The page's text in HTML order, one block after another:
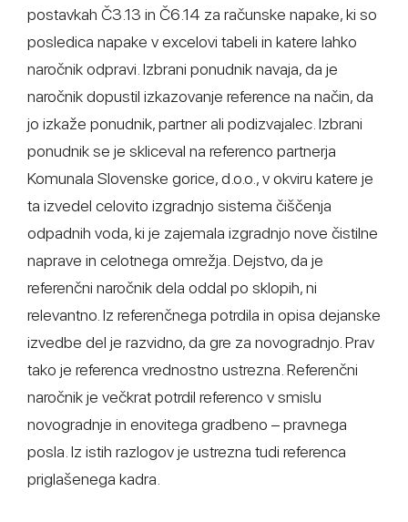
postavkah Č3.13 in Č6.14 za računske napake, ki so
posledica napake v excelovi tabeli in katere lahko
naročnik odpravi. Izbrani ponudnik navaja, da je
naročnik dopustil izkazovanje reference na način, da
jo izkaže ponudnik, partner ali podizvajalec. Izbrani
ponudnik se je skliceval na referenco partnerja
Komunala Slovenske gorice, d.o.o., v okviru katere je
ta izvedel celovito izgradnjo sistema čiščenja
odpadnih voda, ki je zajemala izgradnjo nove čistilne
naprave in celotnega omrežja. Dejstvo, da je
referenčni naročnik dela oddal po sklopih, ni
relevantno. Iz referenčnega potrdila in opisa dejanske
izvedbe del je razvidno, da gre za novogradnjo. Prav
tako je referenca vrednostno ustrezna. Referenčni
naročnik je večkrat potrdil referenco v smislu
novogradnje in enovitega gradbeno – pravnega
posla. Iz istih razlogov je ustrezna tudi referenca
priglašenega kadra.